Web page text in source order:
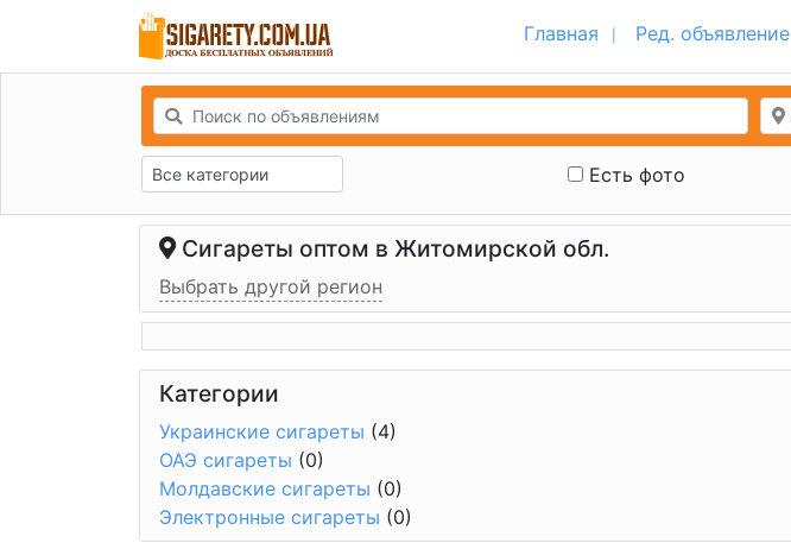
Главная Ред. объявление
Все категории Есть фото
Сигареты оптом в Житомирской обл.
Выбрать другой регион
Категории
Украинские сигареты (4)
ОАЭ сигареты (0)
Молдавские сигареты (0)
Электронные сигареты (0)